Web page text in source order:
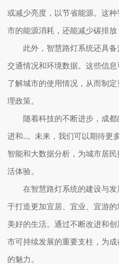
或减少亮度，以节省能源。这
市的能源消耗，还能减少碳排放
此外，智慧路灯系统还具
交通情况和环境数据。这些信
了解城市的使用情况，从而制
理政策。
随着科技的不断进步，成
进和..。未来，我们可以期待更
智能和大数据分析，为城市居
活体验。
在智慧路灯系统的建设与
于打造更加宜居、宜业、宜游
美好的生活。通过不断改进和
市可持续发展的重要支柱，为
的魅力。